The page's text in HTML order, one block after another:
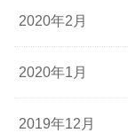
2020年2月
2020年1月
2019年12月